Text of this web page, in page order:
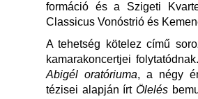
formáció és a Szigeti
Classicus Vonóstrió és
A tehetség kötelez című
kamarakoncertjei
Abigél oratóriuma, a négy
tézisei alapján írtÖlelés